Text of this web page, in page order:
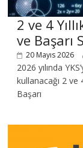
2 ve 4
ve Başarı
20 Mayıs 2026
2026 yılında
kullanacağı 2 ve
Başarı